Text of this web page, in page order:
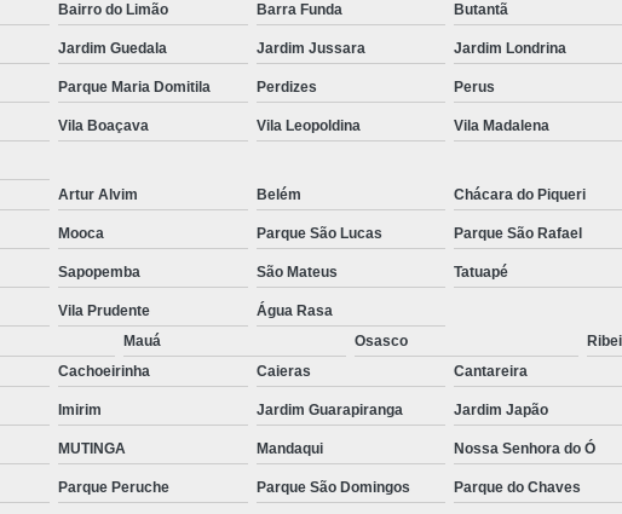
Bairro do Limão Barra Funda Butantã
Jardim Guedala Jardim Jussara Jardim Londrina
Parque Maria Domitila Perdizes Perus
Vila Boaçava Vila Leopoldina Vila Madalena
Artur Alvim Belém Chácara do Piqueri
Mooca Parque São Lucas Parque São Rafael
Sapopemba São Mateus Tatuapé
Vila Prudente
Água Rasa
Mauá Osasco
Cachoeirinha Caieras Cantareira
Imirim Jardim Guarapiranga Jardim Japão
MUTINGA Mandaqui Nossa Senhora do Ó
Parque Peruche Parque São Domingos Parque do Chaves